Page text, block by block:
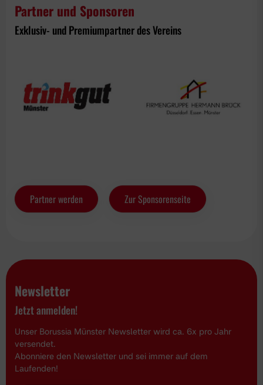
Partner und Sponsoren
Exklusiv- und Premiumpartner des Vereins
Partner werden Zur Sponsorenseite
Newsletter
Jetzt anmelden!
Unser Borussia Münster Newsletter wird ca. 6x pro Jahr
versendet.
Abonniere den Newsletter und sei immer auf dem
Laufenden!